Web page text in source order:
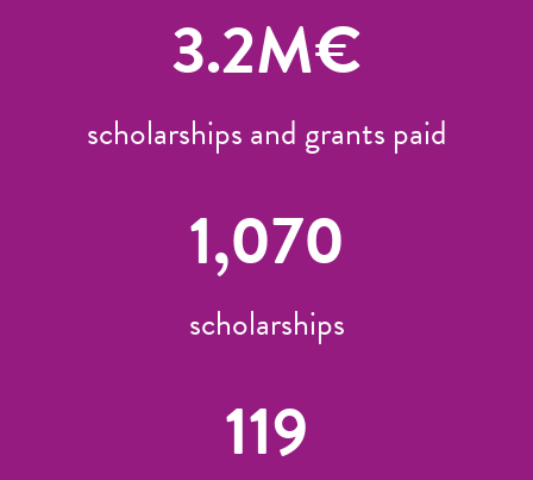
3.2M€
scholarships and grants paid
1,070
scholarships
119